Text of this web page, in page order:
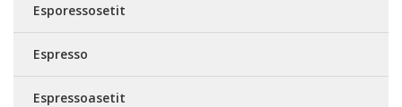
Esporessosetit
Espresso
Espressoasetit